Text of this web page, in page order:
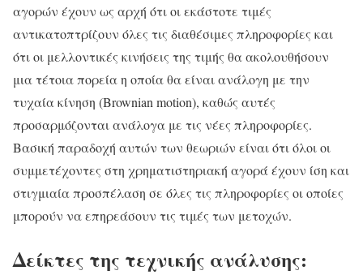
αγορών έχουν ως αρχή ότι οι εκάστοτε τιμές
αντικατοπτρίζουν όλες τις διαθέσιμες πληροφορίες και
ότι οι μελλοντικές κινήσεις της τιμής θα ακολουθήσουν
μια τέτοια πορεία η οποία θα είναι ανάλογη με την
τυχαία κίνηση (Brownian motion), καθώς αυτές
προσαρμόζονται ανάλογα με τις νέες πληροφορίες.
Βασική παραδοχή αυτών των θεωριών είναι ότι όλοι οι
συμμετέχοντες στη χρηματιστηριακή αγορά έχουν ίση και
στιγμιαία προσπέλαση σε όλες τις πληροφορίες οι οποίες
μπορούν να επηρεάσουν τις τιμές των μετοχών.
Δείκτες της τεχνικής ανάλυσης: